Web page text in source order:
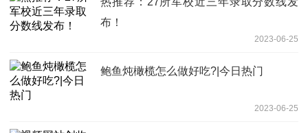
布！
2023-06-25
鲍鱼炖橄榄怎么做好吃?|今日热门
2023-06-25